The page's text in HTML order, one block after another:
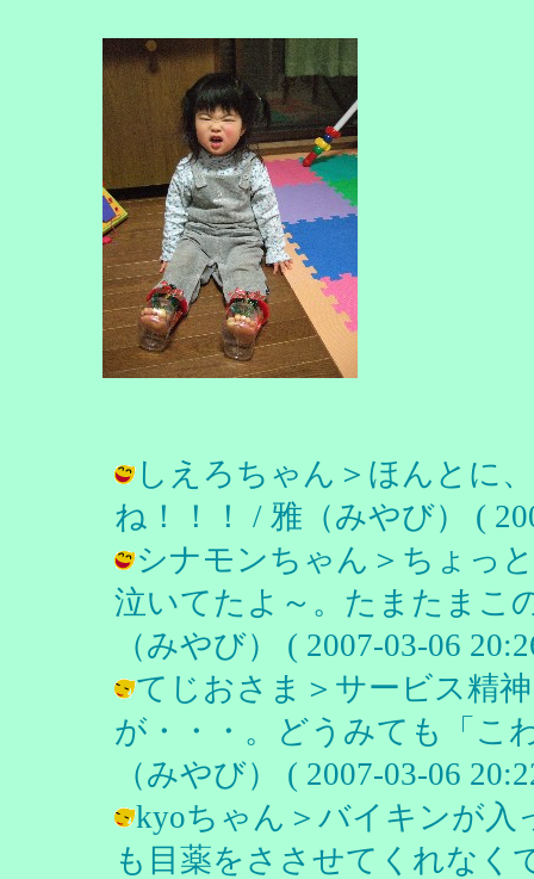
しえろちゃん＞ほんとに
ね！！！ / 雅（みやび） (
シナモンちゃん＞ちょっ
泣いてたよ～。たまたまこ
（みやび） ( 2007-03-06
てじおさま＞サービス精
が・・・。どうみても「こ
（みやび） ( 2007-03-06
kyoちゃん＞バイキンが入
も目薬をささせてくれなく